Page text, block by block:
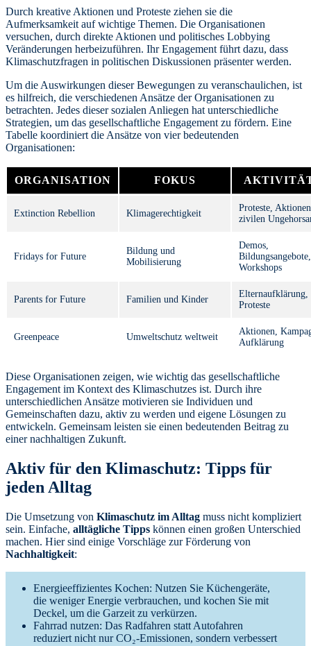
Durch kreative Aktionen und Proteste ziehen sie die
Aufmerksamkeit auf wichtige Themen. Die Organisationen
versuchen, durch direkte Aktionen und politisches Lobbying
Veränderungen herbeizuführen. Ihr Engagement führt dazu, dass
Klimaschutzfragen in politischen Diskussionen präsenter werden.
Um die Auswirkungen dieser Bewegungen zu veranschaulichen, ist
es hilfreich, die verschiedenen Ansätze der Organisationen zu
betrachten. Jedes dieser sozialen Anliegen hat unterschiedliche
Strategien, um das gesellschaftliche Engagement zu fördern. Eine
Tabelle koordiniert die Ansätze von vier bedeutenden
Organisationen:
ORGANISATION FOKUS
Extinction Rebellion Klimagerechtigkeit
Proteste,
zivilen
Fridays for Future
Bildung und
Mobilisierung
Demos,
Bildungsangebote,
Workshops
Parents for Future Familien und Kinder
Elternaufklärung,
Proteste
Greenpeace Umweltschutz weltweit
Aktionen,
Aufklärung
Diese Organisationen zeigen, wie wichtig das gesellschaftliche
Engagement im Kontext des Klimaschutzes ist. Durch ihre
unterschiedlichen Ansätze motivieren sie Individuen und
Gemeinschaften dazu, aktiv zu werden und eigene Lösungen zu
entwickeln. Gemeinsam leisten sie einen bedeutenden Beitrag zu
einer nachhaltigen Zukunft.
Aktiv für den Klimaschutz: Tipps für
jeden Alltag
Die Umsetzung von Klimaschutz im Alltag muss nicht kompliziert
sein. Einfache, alltägliche Tipps können einen großen Unterschied
machen. Hier sind einige Vorschläge zur Förderung von
Nachhaltigkeit:
Energieeffizientes Kochen: Nutzen Sie Küchengeräte,
die weniger Energie verbrauchen, und kochen Sie mit
Deckel, um die Garzeit zu verkürzen.
Fahrrad nutzen: Das Radfahren statt Autofahren
reduziert nicht nur CO₂-Emissionen, sondern verbessert